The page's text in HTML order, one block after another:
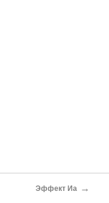
Эффект Иа →